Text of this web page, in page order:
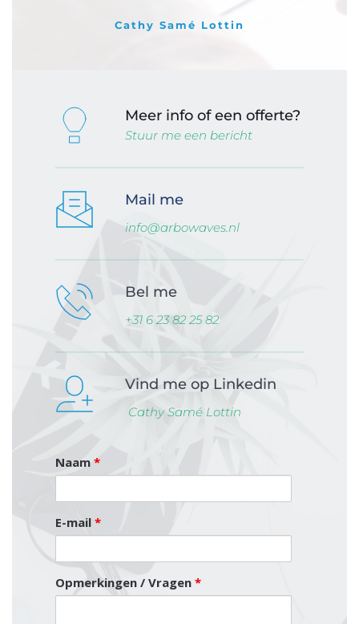
Cathy Samé Lottin
Meer info of een offerte?
Stuur me een bericht
Mail me
info@arbowaves.nl
Bel me
+31 6 23 82 25 82
Vind me op Linkedin
Cathy Samé Lottin
Naam *
E-mail *
Opmerkingen / Vragen *